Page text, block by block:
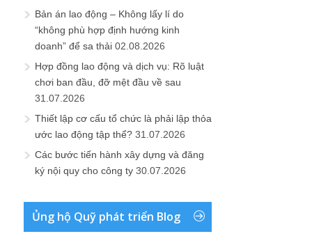
Bản án lao động – Không lấy lí do
“không phù hợp định hướng kinh
doanh” để sa thải 02.08.2026
Hợp đồng lao động và dịch vụ: Rõ luật
chơi ban đầu, đỡ mệt đầu về sau
31.07.2026
Thiết lập cơ cấu tổ chức là phải lập thỏa
ước lao động tập thể? 31.07.2026
Các bước tiến hành xây dựng và đăng
ký nội quy cho công ty 30.07.2026
Ủng hộ Quỹ phát triển Blog